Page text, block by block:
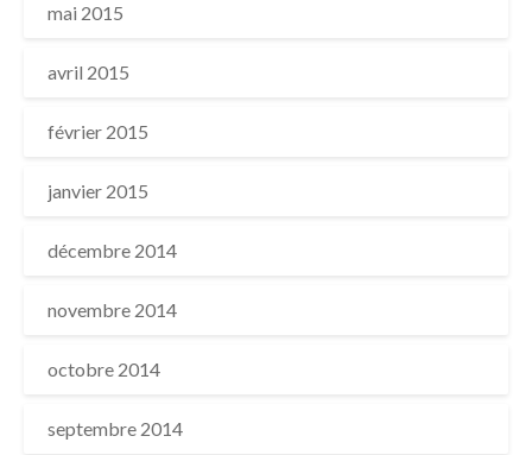
mai 2015
avril 2015
février 2015
janvier 2015
décembre 2014
novembre 2014
octobre 2014
septembre 2014